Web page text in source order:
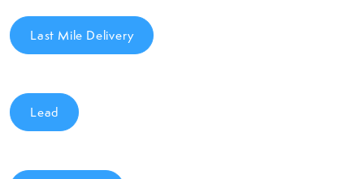
Last Mile Delivery
Lead